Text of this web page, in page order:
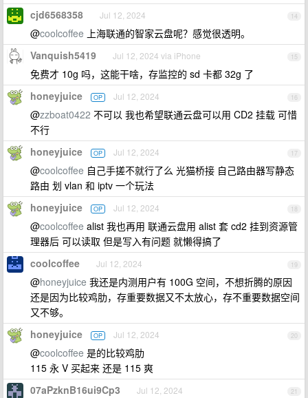
14
cjd6568358 Jul 12, 2024
@coolcoffee 上海联通的智家云盘呢？感觉很透明。
15
Vanquish5419 Jul 12, 2024 via iPhone
免费才 10g 吗，这能干啥，存监控的 sd 卡都 32g 了
16
honeyjuice OP Jul 12, 2024
@zzboat0422 不可以 我也希望联通云盘可以用 CD2 挂载 可惜
不行
17
honeyjuice OP Jul 12, 2024
@coolcoffee 自己手搓不就行了么 光猫桥接 自己路由器写静态
路由 划 vlan 和 iptv 一个玩法
18
honeyjuice OP Jul 12, 2024
@coolcoffee alist 我也再用 联通云盘用 alist 套 cd2 挂到资源管
理器后 可以读取 但是写入有问题 就懒得搞了
19
coolcoffee Jul 12, 2024
@honeyjuice 我还是内测用户有 100G 空间，不想折腾的原因
还是因为比较鸡肋，存重要数据又不太放心，存不重要数据空间
又不够。
20
honeyjuice OP Jul 12, 2024
@coolcoffee 是的比较鸡肋
115 永 V 买起来 还是 115 爽
21
07aPzknB16ui9Cp3 Jul 12, 2024